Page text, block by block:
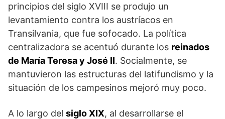
principios del si­glo XVIII se produjo un
levantamiento contra los austríacos en
Transilvania, que fue sofocado. La política
centralizadora se acentuó durante los reinados
de María Teresa y José II. Socialmente, se
mantuvieron las estructuras del latifundismo y la
situación de los campesinos mejoró muy poco.
A lo largo del siglo XIX, al desarrollarse el